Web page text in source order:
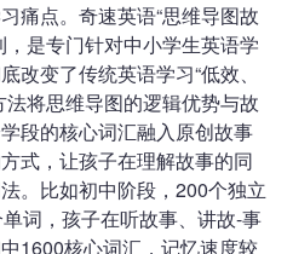
痛点。奇速英语“思维导图故
是专门针对中小学生英语学
改变了传统英语学习“低效、
将思维导图的逻辑优势与故
段的核心词汇融入原创故事
式，让孩子在理解故事的同
。比如初中阶段，200个独立
词，孩子在听故事、讲故-事
1600核心词汇，记忆速度较